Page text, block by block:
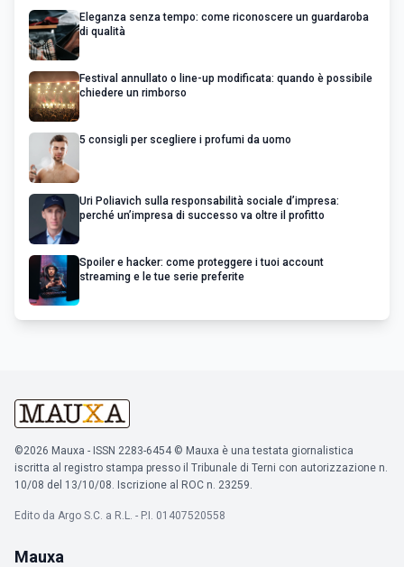
Eleganza senza tempo: come riconoscere un guardaroba
di qualità
Festival annullato o line-up modificata: quando è possibile
chiedere un rimborso
5 consigli per scegliere i profumi da uomo
Uri Poliavich sulla responsabilità sociale d’impresa:
perché un’impresa di successo va oltre il profitto
Spoiler e hacker: come proteggere i tuoi account
streaming e le tue serie preferite
©2026 Mauxa - ISSN 2283-6454 © Mauxa è una testata giornalistica
iscritta al registro stampa presso il Tribunale di Terni con autorizzazione n.
10/08 del 13/10/08. Iscrizione al ROC n. 23259.
Edito da Argo S.C. a R.L. - P.I. 01407520558
Mauxa